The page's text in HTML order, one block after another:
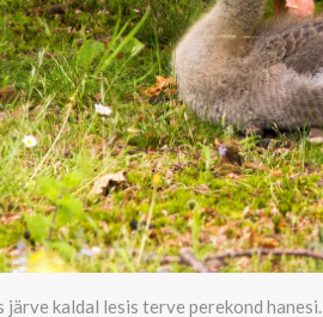
järve kaldal lesis terve perekond hanesi.